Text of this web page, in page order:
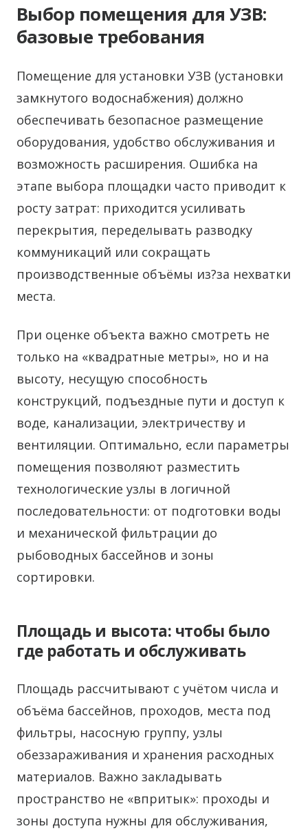
Выбор помещения для УЗВ:
базовые требования
Помещение для установки УЗВ (установки
замкнутого водоснабжения) должно
обеспечивать безопасное размещение
оборудования, удобство обслуживания и
возможность расширения. Ошибка на
этапе выбора площадки часто приводит к
росту затрат: приходится усиливать
перекрытия, переделывать разводку
коммуникаций или сокращать
производственные объёмы из?за нехватки
места.
При оценке объекта важно смотреть не
только на «квадратные метры», но и на
высоту, несущую способность
конструкций, подъездные пути и доступ к
воде, канализации, электричеству и
вентиляции. Оптимально, если параметры
помещения позволяют разместить
технологические узлы в логичной
последовательности: от подготовки воды
и механической фильтрации до
рыбоводных бассейнов и зоны
сортировки.
Площадь и высота: чтобы было
где работать и обслуживать
Площадь рассчитывают с учётом числа и
объёма бассейнов, проходов, места под
фильтры, насосную группу, узлы
обеззараживания и хранения расходных
материалов. Важно закладывать
пространство не «впритык»: проходы и
зоны доступа нужны для обслуживания,